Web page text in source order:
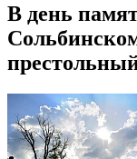
В день